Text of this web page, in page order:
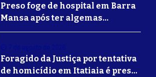
Preso foge de hospital em Barra
Mansa após ter algemas
retiradas para usar banheiro
Foragido da Justiça por tentativa
de homicídio em Itatiaia é preso